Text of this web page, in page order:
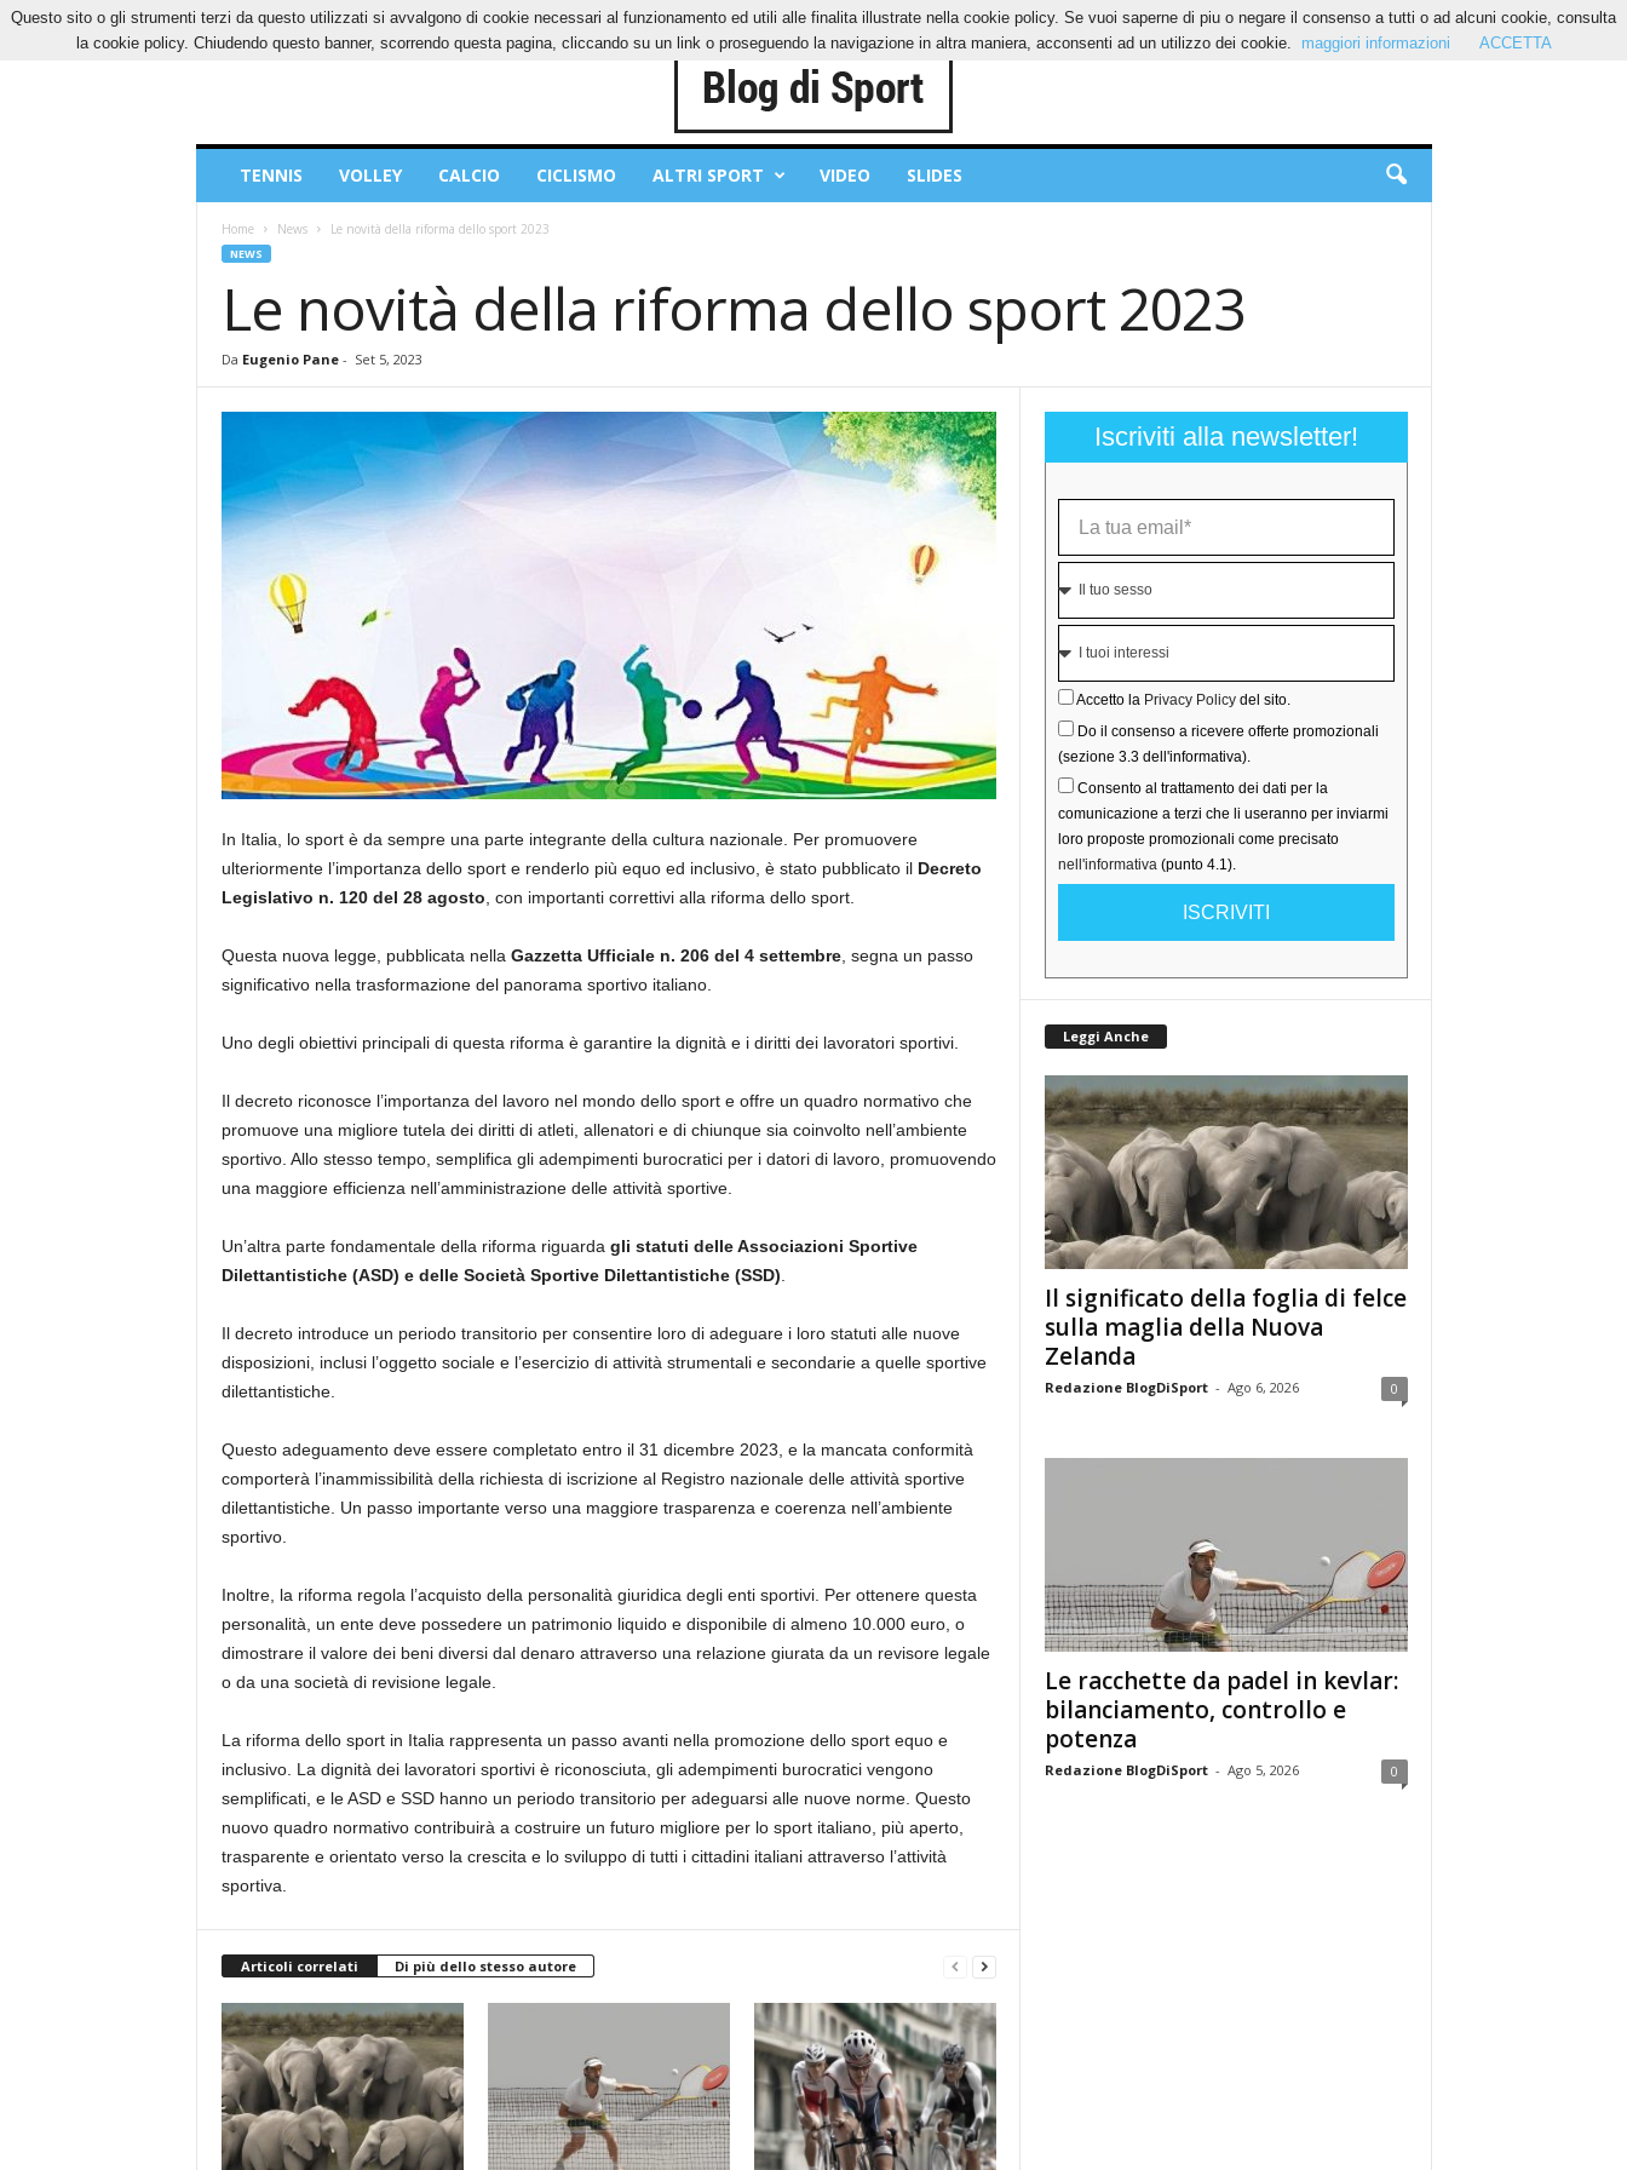
VENERDÌ, 7 AGOSTO 2026 CONTATTI COOKIES PRIVACY POLICY
Sport
TENNIS VOLLEY CALCIO CICLISMO ALTRI SPORT VIDEO SLIDES
Home News Le novità della riforma dello sport 2023
NEWS
Le novità della riforma dello sport 2023
Da Eugenio Pane- Set 5, 2023
In Italia, lo sport è da sempre una parte integrante della cultura nazionale. Per promuovere
ulteriormente l’importanza dello sport e renderlo più equo ed inclusivo, è stato pubblicato il Decreto
Legislativo n. 120 del 28 agosto , con importanti correttivi alla riforma dello sport.
Questa nuova legge, pubblicata nella Gazzetta Ufficiale n. 206 del 4 settembre, segna un passo
significativo nella trasformazione del panorama sportivo italiano.
Uno degli obiettivi principali di questa riforma è garantire la dignità e i diritti dei lavoratori sportivi.
Il decreto riconosce l’importanza del lavoro nel mondo dello sport e offre un quadro normativo che
promuove una migliore tutela dei diritti di atleti, allenatori e di chiunque sia coinvolto nell’ambiente
sportivo. Allo stesso tempo, semplifica gli adempimenti burocratici per i datori di lavoro, promuovendo
una maggiore efficienza nell’amministrazione delle attività sportive.
Un’altra parte fondamentale della riforma riguarda gli statuti delle Associazioni Sportive
Dilettantistiche (ASD) e delle Società Sportive Dilettantistiche (SSD)
Il decreto introduce un periodo transitorio per consentire loro di adeguare i loro statuti alle nuove
disposizioni, inclusi l’oggetto sociale e l’esercizio di attività strumentali e secondarie a quelle sportive
dilettantistiche.
Questo adeguamento deve essere completato entro il 31 dicembre 2023, e la mancata conformità
comporterà l’inammissibilità della richiesta di iscrizione al Registro nazionale delle attività sportive
dilettantistiche. Un passo importante verso una maggiore trasparenza e coerenza nell’ambiente
sportivo.
Inoltre, la riforma regola l’acquisto della personalità giuridica degli enti sportivi. Per ottenere questa
personalità, un ente deve possedere un patrimonio liquido e disponibile di almeno 10.000 euro, o
dimostrare il valore dei beni diversi dal denaro attraverso una relazione giurata da un revisore legale
o da una società di revisione legale.
La riforma dello sport in Italia rappresenta un passo avanti nella promozione dello sport equo e
inclusivo. La dignità dei lavoratori sportivi è riconosciuta, gli adempimenti burocratici vengono
semplificati, e le ASD e SSD hanno un periodo transitorio per adeguarsi alle nuove norme. Questo
nuovo quadro normativo contribuirà a costruire un futuro migliore per lo sport italiano, più aperto,
trasparente e orientato verso la crescita e lo sviluppo di tutti i cittadini italiani attraverso l’attività
sportiva.
Articoli correlati Di più dello stesso autore
Iscriviti alla newsletter!
Accetto la Privacy Policydel sito.
Do il consenso a ricevere offerte promozionali
(sezione 3.3 dell'informativa).
Consento al trattamento dei dati per la
comunicazione a terzi che li useranno per inviarmi
loro proposte promozionali come precisato
nell'informativa(punto 4.1).
ISCRIVITI
Leggi Anche
Il significato della foglia di felce
sulla maglia della Nuova
Zelanda
Redazione BlogDiSport - Ago 6, 2026 0
Le racchette da padel in kevlar:
bilanciamento, controllo e
potenza
Redazione BlogDiSport - Ago 5, 2026 0
Questo sito o gli strumenti terzi da questo utilizzati si avvalgono di cookie necessari al funzionamento ed utili alle finalita illustrate nella cookie policy. Se vuoi saperne di piu o negare il consenso a tutti o ad alcuni cookie, consulta
la cookie policy. Chiudendo questo banner, scorrendo questa pagina, cliccando su un link o proseguendo la navigazione in altra maniera, acconsenti ad un utilizzo dei cookie.
maggiori informazioni ACCETTA